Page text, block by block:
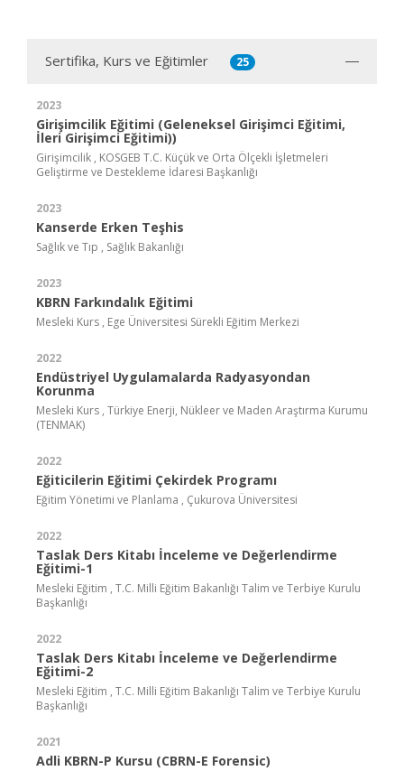
Sertifika, Kurs ve Eğitimler 25
2023
Girişimcilik Eğitimi (Geleneksel Girişimci Eğitimi,
İleri Girişimci Eğitimi))
Girişimcilik , KOSGEB T.C. Küçük ve Orta Ölçekli İşletmeleri
Geliştirme ve Destekleme İdaresi Başkanlığı
2023
Kanserde Erken Teşhis
Sağlık ve Tıp , Sağlık Bakanlığı
2023
KBRN Farkındalık Eğitimi
Mesleki Kurs , Ege Üniversitesi Sürekli Eğitim Merkezi
2022
Endüstriyel Uygulamalarda Radyasyondan
Korunma
Mesleki Kurs , Türkiye Enerji, Nükleer ve Maden Araştırma Kurumu
(TENMAK)
2022
Eğiticilerin Eğitimi Çekirdek Programı
Eğitim Yönetimi ve Planlama , Çukurova Üniversitesi
2022
Taslak Ders Kitabı İnceleme ve Değerlendirme
Eğitimi-1
Mesleki Eğitim , T.C. Milli Eğitim Bakanlığı Talim ve Terbiye Kurulu
Başkanlığı
2022
Taslak Ders Kitabı İnceleme ve Değerlendirme
Eğitimi-2
Mesleki Eğitim , T.C. Milli Eğitim Bakanlığı Talim ve Terbiye Kurulu
Başkanlığı
2021
Adli KBRN-P Kursu (CBRN-E Forensic)